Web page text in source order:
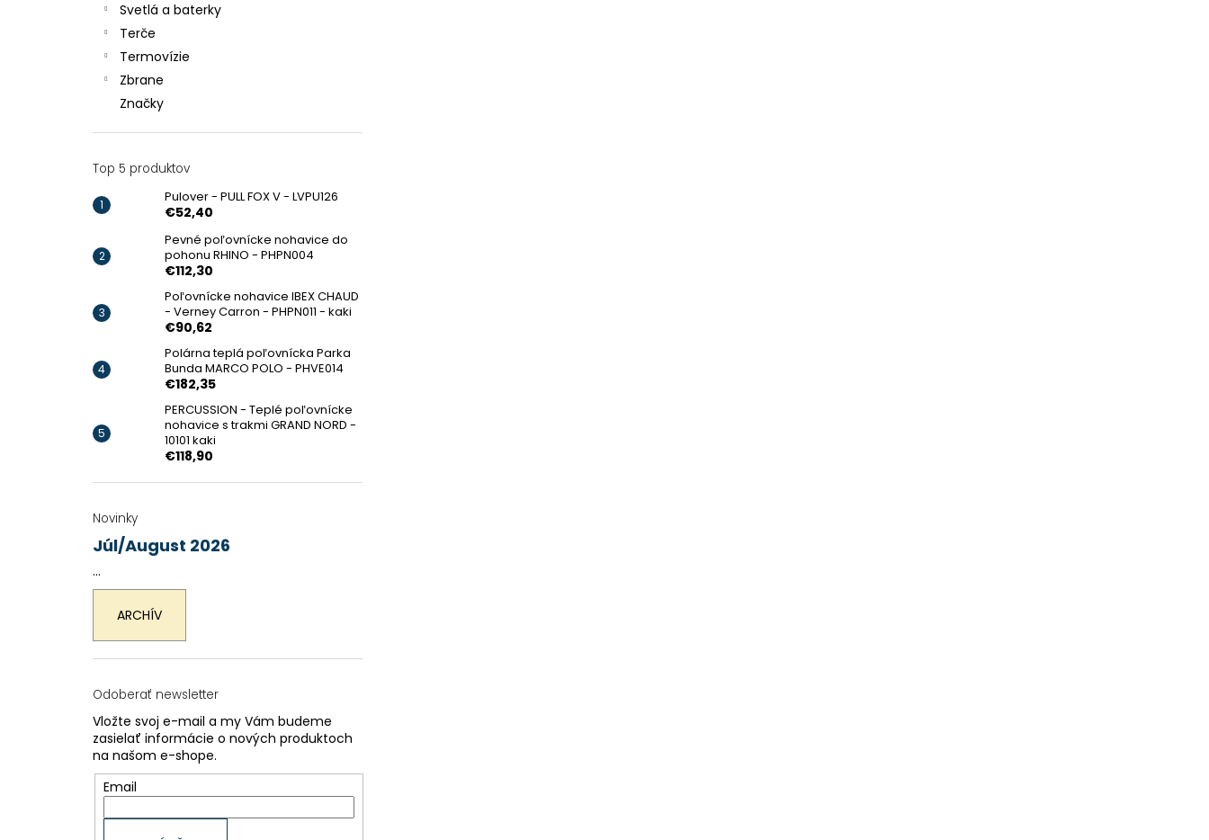
Svetlá a baterky
Terče
Termovízie
Zbrane
Značky
Top 5 produktov
Pulover - PULL FOX V - LVPU126
€52,40
Pevné poľovnícke nohavice do
pohonu RHINO - PHPN004
€112,30
Poľovnícke nohavice IBEX CHAUD
- Verney Carron - PHPN011 - kaki
€90,62
Polárna teplá poľovnícka Parka
Bunda MARCO POLO - PHVE014
€182,35
PERCUSSION - Teplé poľovnícke
nohavice s trakmi GRAND NORD -
10101 kaki
€118,90
Novinky
Júl/August 2026
...
ARCHÍV
Odoberať newsletter
Vložte svoj e-mail a my Vám budeme
zasielať informácie o nových produktoch
na našom e-shope.
Email